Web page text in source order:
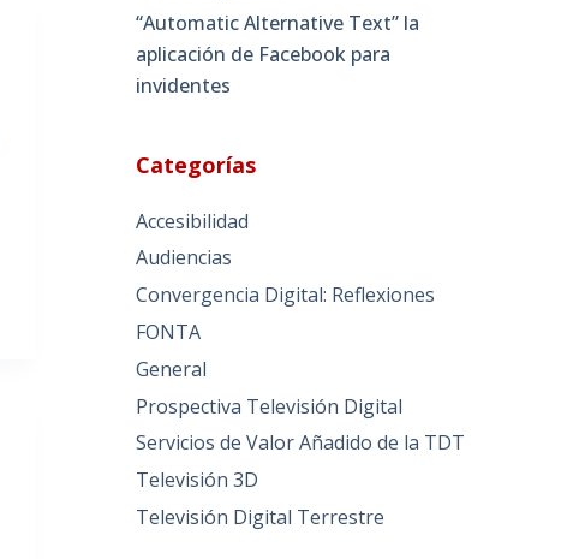
“Automatic Alternative Text” la
aplicación de Facebook para
invidentes
Categorías
Accesibilidad
Audiencias
Convergencia Digital: Reflexiones
FONTA
General
Prospectiva Televisión Digital
Servicios de Valor Añadido de la TDT
Televisión 3D
Televisión Digital Terrestre